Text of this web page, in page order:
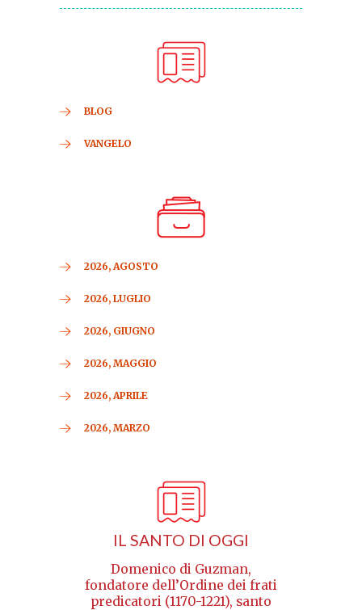
BLOG
VANGELO
2026, AGOSTO
2026, LUGLIO
2026, GIUGNO
2026, MAGGIO
2026, APRILE
2026, MARZO
IL SANTO DI OGGI
Domenico di Guzman,
fondatore dell’Ordine dei frati
predicatori (1170-1221), santo